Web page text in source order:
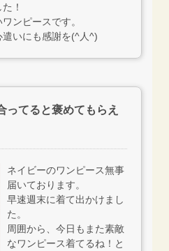
！
ンピースです。
いにも感謝を(^人^)
ってると褒めてもらえ
ネイビーのワンピース無事
届いております。
早速週末に着て出かけまし
た。
周囲から、今日もまた素敵
なワンピース着てるね！と